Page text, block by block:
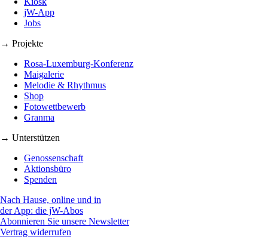
jW-App
Jobs
→ Projekte
Rosa-Luxemburg-Konferenz
Maigalerie
Melodie & Rhythmus
Shop
Fotowettbewerb
Granma
→ Unterstützen
Genossenschaft
Aktionsbüro
Spenden
Nach Hause, online und in
der App: die jW-Abos
Abonnieren Sie unsere Newsletter
Vertrag widerrufen